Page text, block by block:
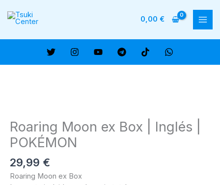
0,00 €
Roaring Moon ex Box | Inglés |
POKÉMON
29,99 €
Roaring Moon ex Box